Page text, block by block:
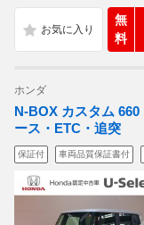
無
料
ホンダ
N-BOX カスタム
ース・ETC・追突
保証付 車両品質保証書付